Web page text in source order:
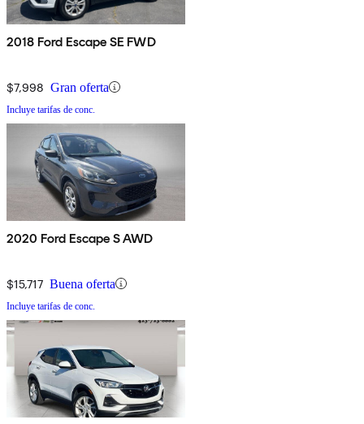
2018 Ford Escape SE FWD
$7,998 Gran oferta
Incluye tarifas de conc.
2020 Ford Escape S AWD
$15,717 Buena oferta
Incluye tarifas de conc.